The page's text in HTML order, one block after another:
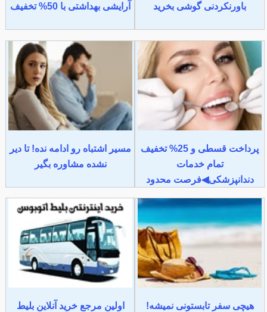
باورنکردنی گوشی بخرید
آرایشی بهداشتی با 50% تخفیف
پرداخت قسطی و 25% تخفیف
تمام خدمات
دندانپزشکی◀فرصت محدود
مسیر اشتباه رو ادامه نده! تا دیر
نشده مشاوره بگیر
هیچی سفر تابستونی نمیشه!
اولین مرجع خرید آنلاین بلیط